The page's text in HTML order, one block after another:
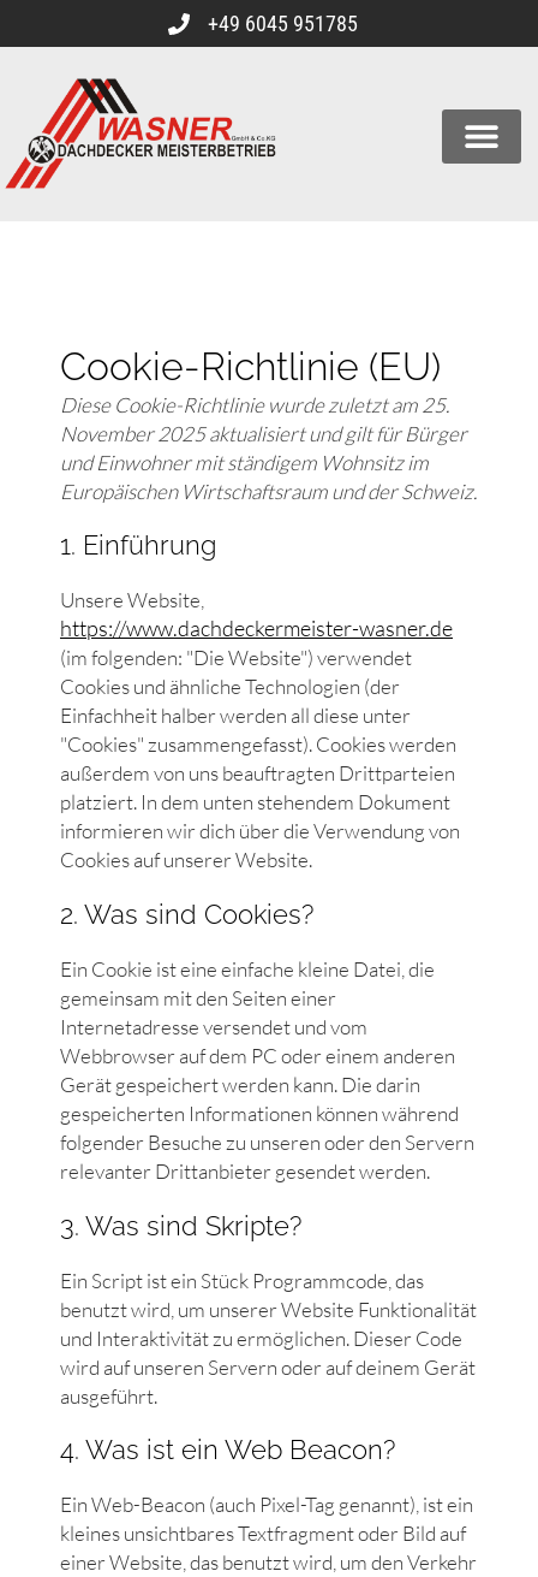
+49 6045 951785
Cookie-Richtlinie (EU)
Diese Cookie-Richtlinie wurde zuletzt am 25.
November 2025 aktualisiert und gilt für Bürger
und Einwohner mit ständigem Wohnsitz im
Europäischen Wirtschaftsraum und der Schweiz.
1. Einführung
Unsere Website,
https://www.dachdeckermeister-wasner.de
(im folgenden: "Die Website") verwendet
Cookies und ähnliche Technologien (der
Einfachheit halber werden all diese unter
"Cookies" zusammengefasst). Cookies werden
außerdem von uns beauftragten Drittparteien
platziert. In dem unten stehendem Dokument
informieren wir dich über die Verwendung von
Cookies auf unserer Website.
2. Was sind Cookies?
Ein Cookie ist eine einfache kleine Datei, die
gemeinsam mit den Seiten einer
Internetadresse versendet und vom
Webbrowser auf dem PC oder einem anderen
Gerät gespeichert werden kann. Die darin
gespeicherten Informationen können während
folgender Besuche zu unseren oder den Servern
relevanter Drittanbieter gesendet werden.
3. Was sind Skripte?
Ein Script ist ein Stück Programmcode, das
benutzt wird, um unserer Website Funktionalität
und Interaktivität zu ermöglichen. Dieser Code
wird auf unseren Servern oder auf deinem Gerät
ausgeführt.
4. Was ist ein Web Beacon?
Ein Web-Beacon (auch Pixel-Tag genannt), ist ein
kleines unsichtbares Textfragment oder Bild auf
einer Website, das benutzt wird, um den Verkehr